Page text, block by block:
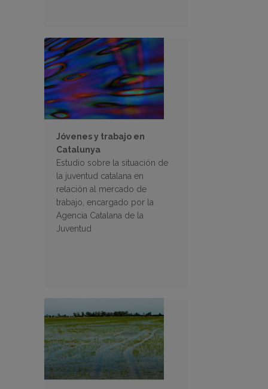
Jóvenes y trabajo en
Catalunya
Estudio sobre la situación de
la juventud catalana en
relación al mercado de
trabajo, encargado por la
Agencia Catalana de la
Juventud